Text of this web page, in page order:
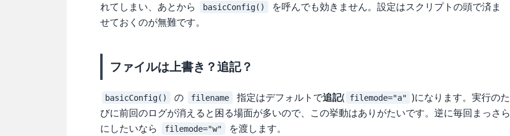
れてしまい、あとから
basicConfig()
を呼んでも効きません。設定はスクリプトの頭で済ま
せておくのが無難です。
ファイルは上書き？追記？
basicConfig() の filename 指定はデフォルトで追記( filemode="a" )になります。実行のた
びに前回のログが消えると困る場面が多いので、この挙動はありがたいです。逆に毎回まっさら
にしたいなら
filemode="w" を渡します。